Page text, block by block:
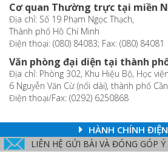
Cơ quan Thường trực tại miền
Địa chỉ: Số 19 Phạm Ngọc Thạch,
Thành phố Hồ Chí Minh
Điện thoại: (080) 84083; Fax: (080) 84081
Văn phòng đại diện tại thành
Địa chỉ: Phòng 302, Khu Hiệu Bộ, Học
6 Nguyễn Văn Cừ (nối dài), thành phố
Điện thoại/Fax: (0292) 6250868
HÀNH CHÍNH
LIÊN HỆ GỬI BÀI VÀ ĐÓNG GÓP Ý